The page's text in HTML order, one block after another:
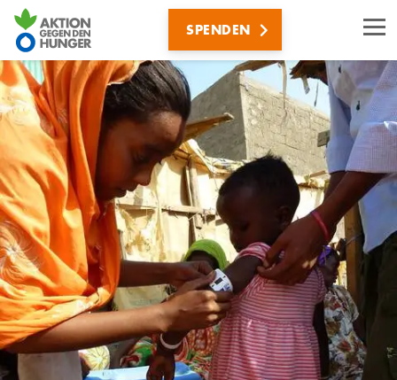
Direkt
zum
Inhalt
SPENDEN